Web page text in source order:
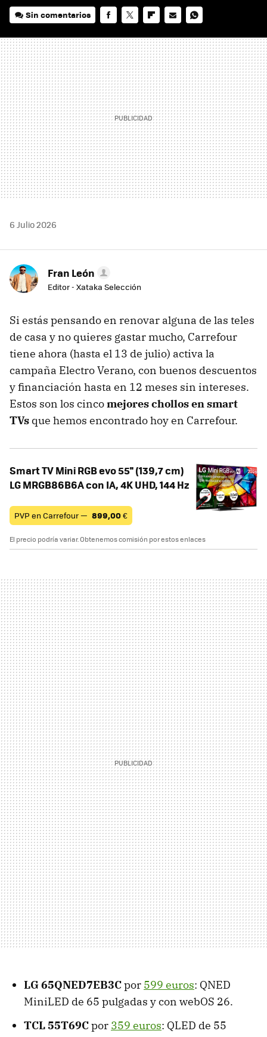
Sin comentarios
MAIL
6 Julio 2026
Fran León
Editor - Xataka Selección
Si estás pensando en renovar alguna de las teles
de casa y no quieres gastar mucho, Carrefour
tiene ahora (hasta el 13 de julio) activa la
campaña Electro Verano, con buenos descuentos
y financiación hasta en 12 meses sin intereses.
Estos son los cincomejores chollos en smart
TVs que hemos encontrado hoy en Carrefour.
Smart TV Mini RGB evo 55'' (139,7 cm)
LG MRGB86B6A con IA, 4K UHD, 144 Hz
PVP en Carrefour — 899,00€
El precio podría variar. Obtenemos comisión por estos enlaces
LG 65QNED7EB3Cpor 599 euros: QNED
MiniLED de 65 pulgadas y con webOS 26.
TCL 55T69Cpor 359 euros: QLED de 55